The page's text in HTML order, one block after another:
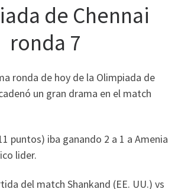
de Chennai
ronda 7
ronda de hoy de la Olimpiada de
un gran drama en el match
puntos) iba ganando 2 a 1 a Amenia
lider.
del match Shankand (EE. UU.) vs